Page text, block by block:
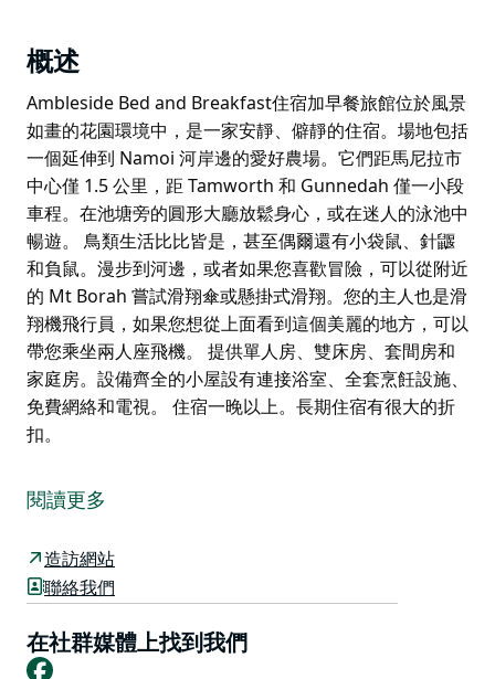
概述
Ambleside Bed and Breakfast住宿加早餐旅館位於風景
如畫的花園環境中，是一家安靜、僻靜的住宿。場地包括
一個延伸到 Namoi 河岸邊的愛好農場。它們距馬尼拉市
中心僅 1.5 公里，距 Tamworth 和 Gunnedah 僅一小段
車程。在池塘旁的圓形大廳放鬆身心，或在迷人的泳池中
暢遊。 鳥類生活比比皆是，甚至偶爾還有小袋鼠、針鼴
和負鼠。漫步到河邊，或者如果您喜歡冒險，可以從附近
的 Mt Borah 嘗試滑翔傘或懸掛式滑翔。您的主人也是滑
翔機飛行員，如果您想從上面看到這個美麗的地方，可以
帶您乘坐兩人座飛機。 提供單人房、雙床房、套間房和
家庭房。設備齊全的小屋設有連接浴室、全套烹飪設施、
免費網絡和電視。 住宿一晚以上。長期住宿有很大的折
扣。
如畫的花園環境中，是一家安靜、僻靜的住宿。場地包括
一個延伸到 Namoi 河岸邊的愛好農場。它們距馬尼拉市
中心僅 1.5 公里，距 Tamworth 和 Gunnedah 僅一小段
車程。在池塘旁的圓形大廳放鬆身心，或在迷人的泳池中
暢遊。
鳥類生活比比皆是，甚至偶爾還有小袋鼠、針鼴和負鼠。
漫步到河邊，或者如果您喜歡冒險，可以從附近的 Mt
閱讀更多
造訪網站
聯絡我們
在社群媒體上找到我們
Facebook